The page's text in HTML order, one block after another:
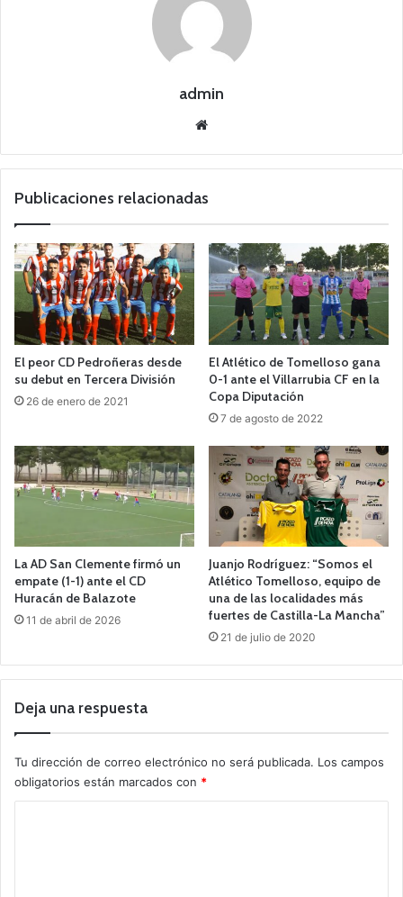
admin
we
Publicaciones relacionadas
El peor CD Pedroñeras desde
su debut en Tercera División
26 de enero de 2021
El Atlético de Tomelloso gana
0-1 ante el Villarrubia CF en la
Copa Diputación
7 de agosto de 2022
La AD San Clemente firmó un
empate (1-1) ante el CD
Huracán de Balazote
11 de abril de 2026
Juanjo Rodríguez: “Somos el
Atlético Tomelloso, equipo de
una de las localidades más
fuertes de Castilla-La Mancha”
21 de julio de 2020
Deja una respuesta
Tu dirección de correo electrónico no será publicada. Los campos
obligatorios están marcados con *